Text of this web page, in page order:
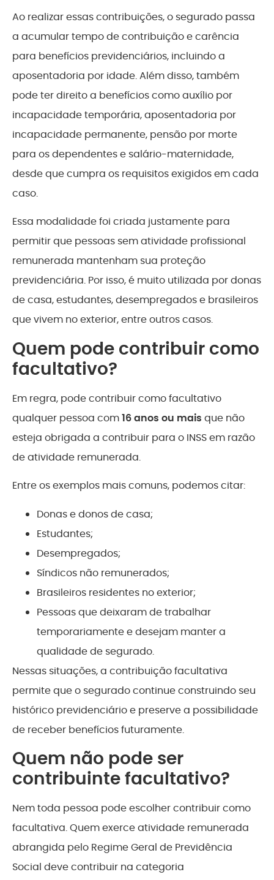
Ao realizar essas contribuições, o segurado passa
a acumular tempo de contribuição e carência
para benefícios previdenciários, incluindo a
aposentadoria por idade. Além disso, também
pode ter direito a benefícios como auxílio por
incapacidade temporária, aposentadoria por
incapacidade permanente, pensão por morte
para os dependentes e salário-maternidade,
desde que cumpra os requisitos exigidos em cada
caso.
Essa modalidade foi criada justamente para
permitir que pessoas sem atividade profissional
remunerada mantenham sua proteção
previdenciária. Por isso, é muito utilizada por donas
de casa, estudantes, desempregados e brasileiros
que vivem no exterior, entre outros casos.
Quem pode contribuir como
facultativo?
Em regra, pode contribuir como facultativo
qualquer pessoa com16 anos ou mais que não
esteja obrigada a contribuir para o INSS em razão
de atividade remunerada.
Entre os exemplos mais comuns, podemos citar:
Donas e donos de casa;
Estudantes;
Desempregados;
Síndicos não remunerados;
Brasileiros residentes no exterior;
Pessoas que deixaram de trabalhar
temporariamente e desejam manter a
qualidade de segurado.
Nessas situações, a contribuição facultativa
permite que o segurado continue construindo seu
histórico previdenciário e preserve a possibilidade
de receber benefícios futuramente.
Quem não pode ser
contribuinte facultativo?
Nem toda pessoa pode escolher contribuir como
facultativa. Quem exerce atividade remunerada
abrangida pelo Regime Geral de Previdência
Social deve contribuir na categoria